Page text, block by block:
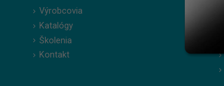
Výrobcovia
Katalógy
Školenia
Kontakt